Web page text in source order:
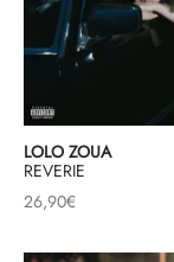
LOLO ZOUA
REVERIE
26,90€